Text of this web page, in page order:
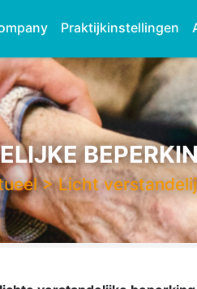
Praktijkinstellingen
>Licht